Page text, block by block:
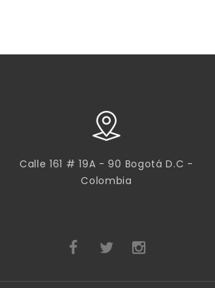
Calle 161 # 19A - 90 Bogotá D.C -
Colombia